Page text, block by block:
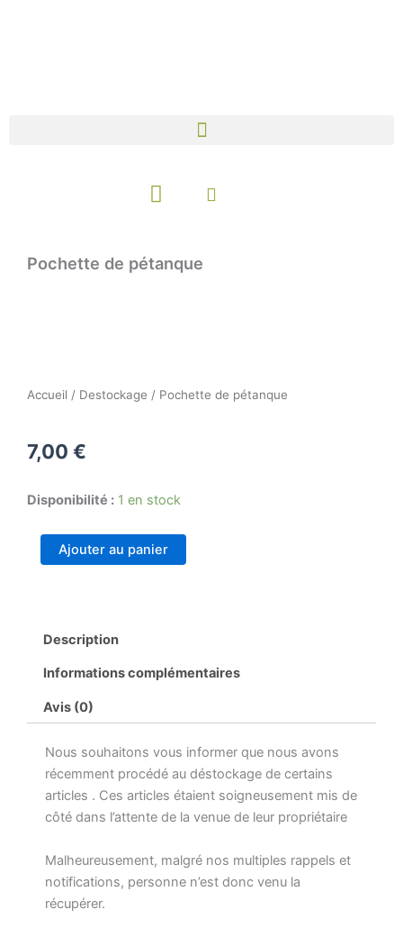
Panier
Pochette de pétanque
Accueil / Destockage / Pochette de pétanque
7,00 €
Disponibilité : 1 en stock
quantité
Pochette
pétanque
Ajouter au panier
Description
Informations complémentaires
Avis (0)
Nous souhaitons vous informer que nous avons
récemment procédé au déstockage de certains
articles . Ces articles étaient soigneusement mis de
côté dans l’attente de la venue de leur propriétaire
Malheureusement, malgré nos multiples rappels et
notifications, personne n’est donc venu la
récupérer.